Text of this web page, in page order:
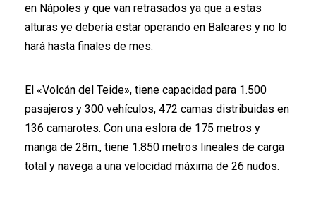
en Nápoles y que van retrasados ya que a estas
alturas ye debería estar operando en Baleares y no lo
hará hasta finales de mes.
El «Volcán del Teide», tiene capacidad para 1.500
pasajeros y 300 vehículos, 472 camas distribuidas en
136 camarotes. Con una eslora de 175 metros y
manga de 28m., tiene 1.850 metros lineales de carga
total y navega a una velocidad máxima de 26 nudos.